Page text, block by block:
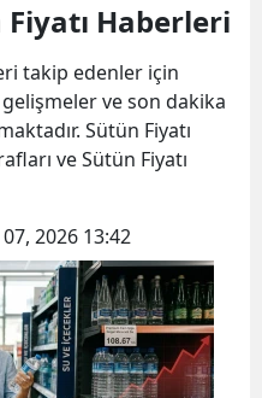
Haberleri
takip edenler için
ve son dakika
Sütün Fiyatı
ve Sütün Fiyatı
2026 13:42